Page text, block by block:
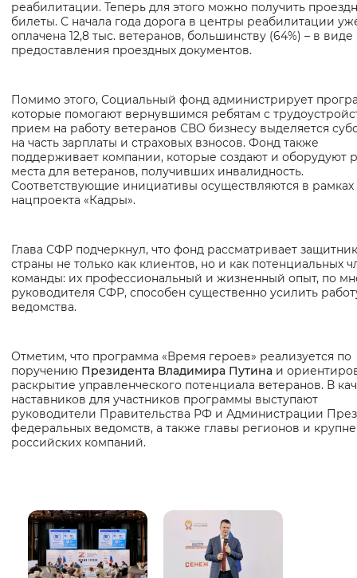
реабилитации. Теперь для этого можно получить
билеты. С начала года дорога в центры реабилитации
оплачена 12,8 тыс. ветеранов, большинству (64%) – в виде
предоставления проездных документов.
Помимо этого, Социальный фонд администрирует
которые помогают вернувшимся ребятам с
прием на работу ветеранов СВО бизнесу выделяется
на часть зарплаты и страховых взносов. Фонд также
поддерживает компании, которые создают и оборудуют
места для ветеранов, получивших инвалидность.
Соответствующие инициативы осуществляются в рамках
нацпроекта «Кадры».
Глава СФР подчеркнул, что фонд рассматривает
страны не только как клиентов, но и как потенциальных
команды: их профессиональный и жизненный опыт, по
руководителя СФР, способен существенно усилить
ведомства.
Отметим, что программа «Время героев» реализуется по
поручению Президента Владимира Путина и
раскрытие управленческого потенциала ветеранов. В
наставников для участников программы выступают
руководители Правительства РФ и Администрации
федеральных ведомств, а также главы регионов и
российских компаний.